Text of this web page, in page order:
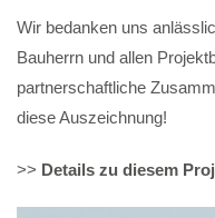
Wir bedanken uns
Bauherrn und allen
partnerschaftliche
diese Auszeichnung!
>> Details zu diesem